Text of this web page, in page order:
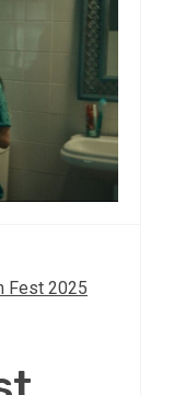
Fest 2025